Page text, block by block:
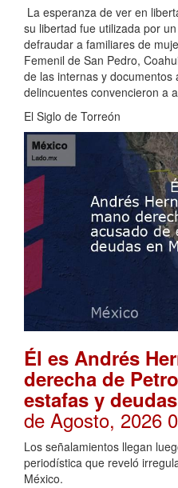
La esperanza de ver en
su libertad fue utilizada por
defraudar a familiares de
Femenil de San Pedro,
de las internas y
delincuentes convencieron a
El Siglo de Torreón
Él es Andrés
derecha de
estafas y
de Agosto, 2026
Los señalamientos llegan
periodística que reveló
México.